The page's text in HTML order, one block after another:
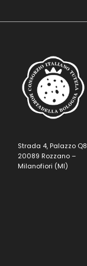
Strada 4, Palazzo Q8
20089 Rozzano –
Milanofiori (MI)